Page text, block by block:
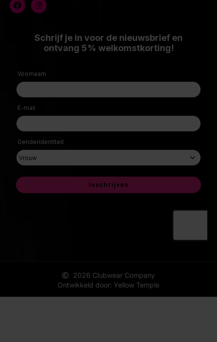
2026 Clubwear Company
Ontwikkeld door: Yellow Temple